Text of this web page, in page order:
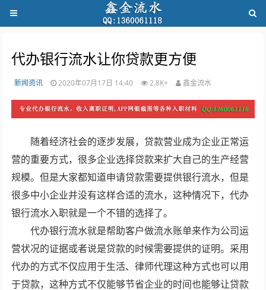
代办银行流水让你贷款更方便
新闻资讯 2020年07月17日 14:40 2.8K+ 鑫金流水
随着经济社会的逐步发展，贷款营业成为企业正常运
营的重要方式，很多企业选择贷款来扩大自己的生产经营
规模。但是大家都知道申请贷款需要提供银行流水，但是
很多中小企业并没有这样合适的流水，这种情况下，代办
银行流水入职就是一个不错的选择了。
代办银行流水就是帮助客户做流水账单来作为公司运
营状况的证据或者说是贷款的时候需要提供的证明。采用
代办的方式不仅应用于生活、律师代理这种方式也可以用
于贷款，这种方式不仅能够节省企业的时间也能够让贷款